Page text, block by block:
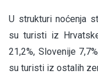
U strukturi noćenja
su turisti iz
21,2%, Slovenije
su turisti iz ostalih